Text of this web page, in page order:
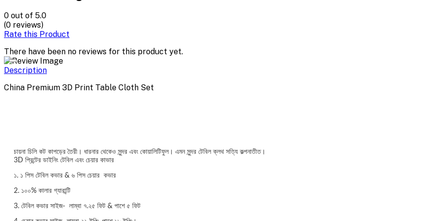
0 out of 5.0
(0 reviews)
Rate this Product
There have been no reviews for this product yet.
Description
China Premium 3D Print Table Cloth Set
চায়না চিলি কট কাপড়ের তৈরী। ধারনার থেকেও সুন্দর এবং কোয়ালিটিফুল। এমন সুন্দর টেবিল ক্লথ সত্যি কল্পনাতীত।
3D প্রিন্টের ডাইনিং টেবিল এবং চেয়ার কাভার
১. ১ পিস টেবিল কভার & ৬ পিস চেয়ার কভার
2. ১০০% কালার গ্যারান্টি
3. টেবিল কভার সাইজ- লাম্বা ৭.২৫ ফিট & পাশে ৫ ফিট